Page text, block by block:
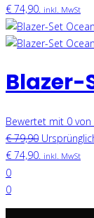
€ 74,90. inkl. MwSt
Blazer-
Bewertet mit 0 von
€79,90
€ 74,90. inkl. MwSt
0
0